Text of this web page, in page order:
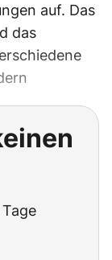
auf. Das
das